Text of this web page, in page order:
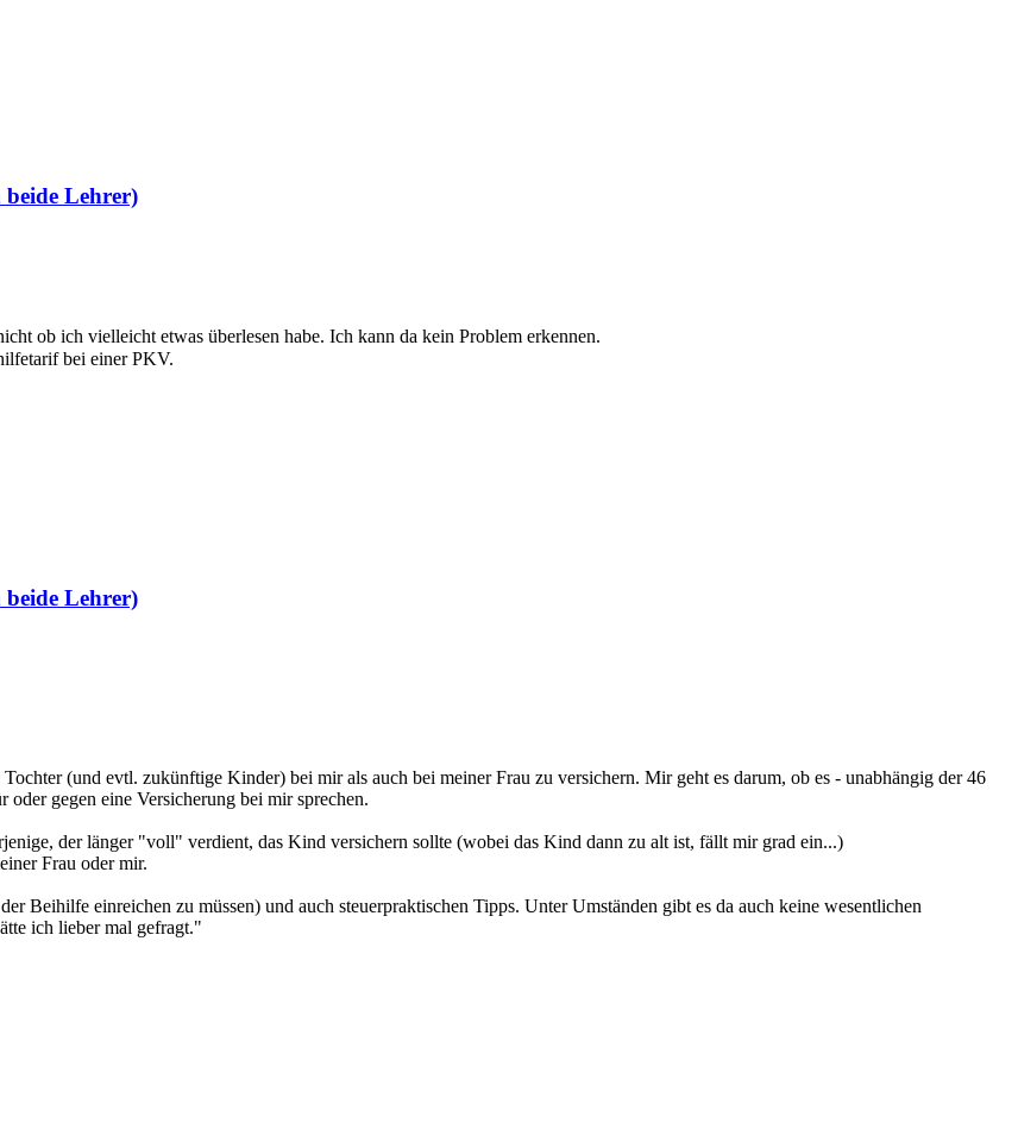
Lehrer)
ob ich vielleicht etwas überlesen habe. Ich kann da kein Problem erkennen.
bei einer PKV.
Lehrer)
(und evtl. zukünftige Kinder) bei mir als auch bei meiner Frau zu versichern. Mir geht es darum, ob es - unabhängig der 46
gegen eine Versicherung bei mir sprechen.
der länger "voll" verdient, das Kind versichern sollte (wobei das Kind dann zu alt ist, fällt mir grad ein...)
Frau oder mir.
Beihilfe einreichen zu müssen) und auch steuerpraktischen Tipps. Unter Umständen gibt es da auch keine wesentlichen
ich lieber mal gefragt."